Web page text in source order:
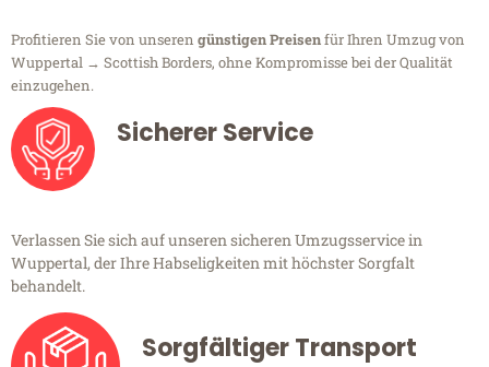
Profitieren Sie von unseren günstigen Preisenfür Ihren Umzug von
Wuppertal → Scottish Borders, ohne Kompromisse bei der Qualität
einzugehen.
Sicherer Service
Verlassen Sie sich auf unseren sicheren Umzugsservice in
Wuppertal, der Ihre Habseligkeiten mit höchster Sorgfalt
behandelt.
Sorgfältiger Transport